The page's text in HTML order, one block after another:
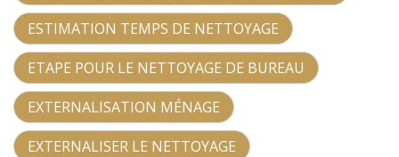
ESTIMATION TEMPS DE NETTOYAGE
ETAPE POUR LE NETTOYAGE DE BUREAU
EXTERNALISATION MÉNAGE
EXTERNALISER LE NETTOYAGE